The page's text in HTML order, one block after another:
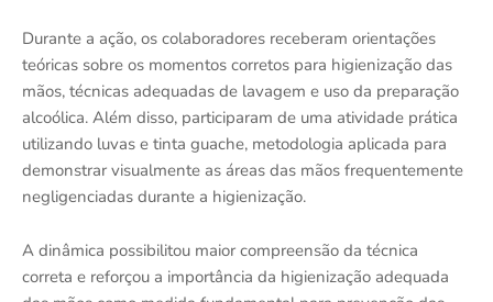
Durante a ação, os colaboradores receberam orientações
teóricas sobre os momentos corretos para higienização das
mãos, técnicas adequadas de lavagem e uso da preparação
alcoólica. Além disso, participaram de uma atividade prática
utilizando luvas e tinta guache, metodologia aplicada para
demonstrar visualmente as áreas das mãos frequentemente
negligenciadas durante a higienização.
A dinâmica possibilitou maior compreensão da técnica
correta e reforçou a importância da higienização adequada